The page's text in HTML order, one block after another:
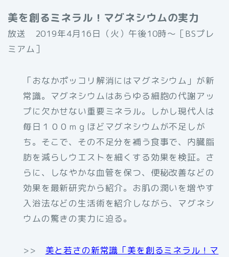
美を創るミネラル！マグネシウムの実力
放送 2019年4月16日（火）午後10時〜［BSプレ
ミアム］
「おなかポッコリ解消にはマグネシウム」が新
常識。マグネシウムはあらゆる細胞の代謝アッ
プに欠かせない重要ミネラル。しかし現代人は
毎日１００ｍｇほどマグネシウムが不足しが
ち。そこで、その不足分を補う食事で、内臓脂
肪を減らしウエストを細くする効果を検証。さ
らに、しなやかな血管を保つ、便秘改善などの
効果を最新研究から紹介。お肌の潤いを増やす
入浴法などの生活術を紹介しながら、マグネシ
ウムの驚きの実力に迫る。
>> 美と若さの新常識「美を創るミネラル！マ